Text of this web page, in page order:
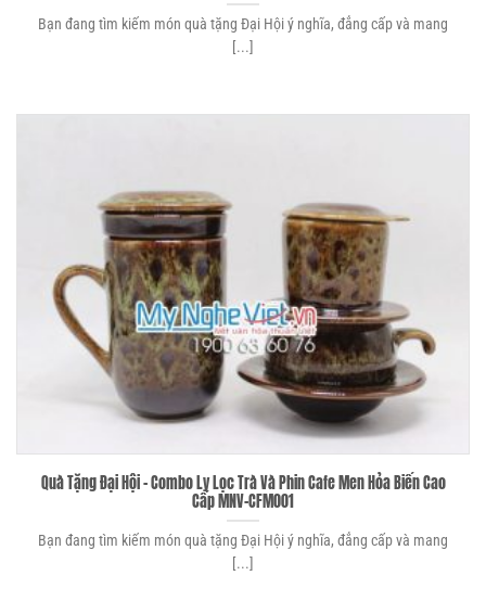
Bạn đang tìm kiếm món quà tặng Đại Hội ý nghĩa, đẳng cấp và mang
[...]
Quà Tặng Đại Hội – Combo Ly Lọc Trà Và Phin Cafe Men Hỏa Biến Cao
Cấp MNV-CFM001
Bạn đang tìm kiếm món quà tặng Đại Hội ý nghĩa, đẳng cấp và mang
[...]